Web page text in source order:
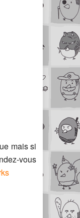
mais si
vous